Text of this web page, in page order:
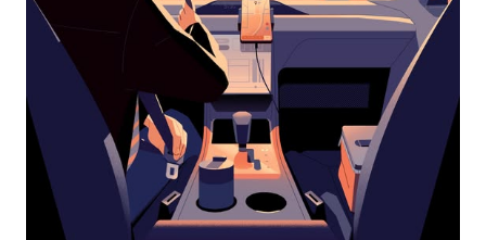
în
jos.
Închide
calendarul
apăsând
pe
butonul
Escape.